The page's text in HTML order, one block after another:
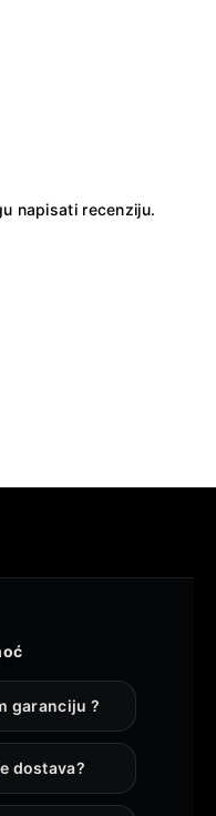
napisati recenziju.
garanciju ?
dostava?